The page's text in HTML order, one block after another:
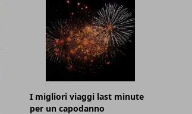
I migliori viaggi last minute
per un capodanno